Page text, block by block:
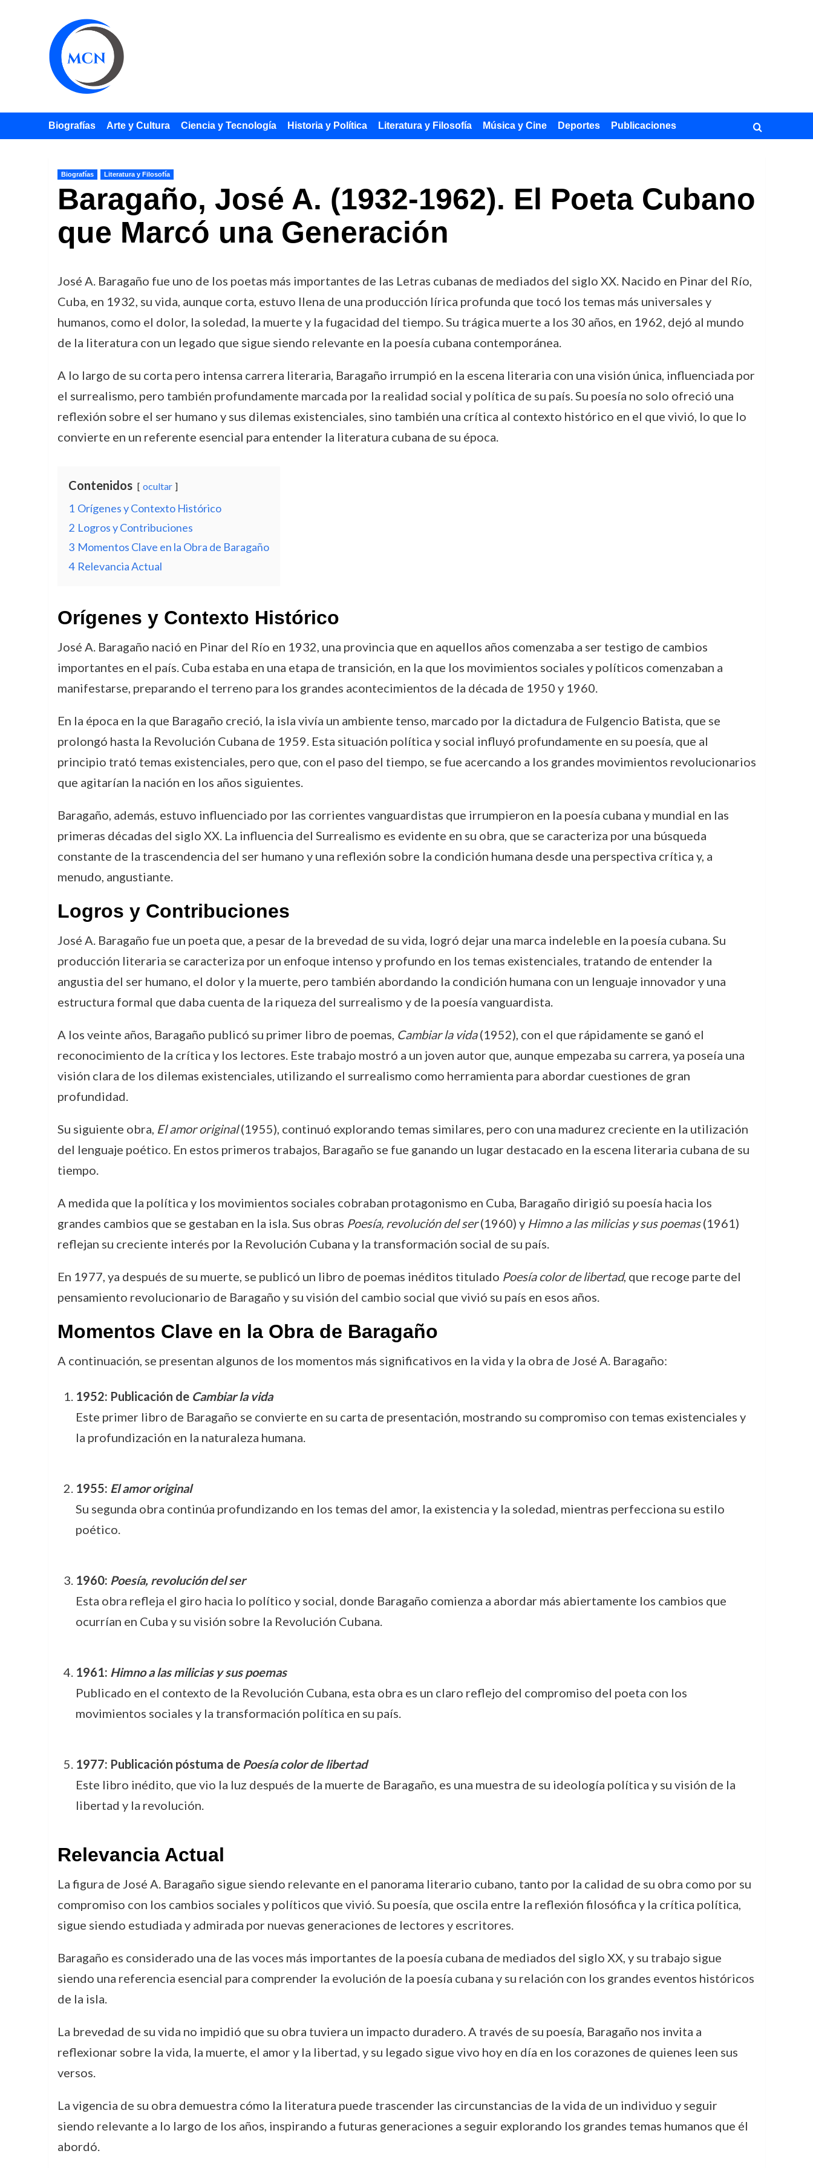
Biografías Arte y Cultura Ciencia y Tecnología Historia y Política Literatura y Filosofía Música y Cine Deportes Publicaciones
Biografías Literatura y Filosofía
Baragaño, José A. (1932-1962). El Poeta Cubano
que Marcó una Generación
José A. Baragaño fue uno de los poetas más importantes de las Letras cubanas de mediados del siglo XX. Nacido en Pinar del Río,
Cuba, en 1932, su vida, aunque corta, estuvo llena de una producción lírica profunda que tocó los temas más universales y
humanos, como el dolor, la soledad, la muerte y la fugacidad del tiempo. Su trágica muerte a los 30 años, en 1962, dejó al mundo
de la literatura con un legado que sigue siendo relevante en la poesía cubana contemporánea.
A lo largo de su corta pero intensa carrera literaria, Baragaño irrumpió en la escena literaria con una visión única, influenciada por
el surrealismo, pero también profundamente marcada por la realidad social y política de su país. Su poesía no solo ofreció una
reflexión sobre el ser humano y sus dilemas existenciales, sino también una crítica al contexto histórico en el que vivió, lo que lo
convierte en un referente esencial para entender la literatura cubana de su época.
Contenidos ocultar
1 Orígenes y Contexto Histórico
2 Logros y Contribuciones
3 Momentos Clave en la Obra de Baragaño
4 Relevancia Actual
Orígenes y Contexto Histórico
José A. Baragaño nació en Pinar del Río en 1932, una provincia que en aquellos años comenzaba a ser testigo de cambios
importantes en el país. Cuba estaba en una etapa de transición, en la que los movimientos sociales y políticos comenzaban a
manifestarse, preparando el terreno para los grandes acontecimientos de la década de 1950 y 1960.
En la época en la que Baragaño creció, la isla vivía un ambiente tenso, marcado por la dictadura de Fulgencio Batista, que se
prolongó hasta la Revolución Cubana de 1959. Esta situación política y social influyó profundamente en su poesía, que al
principio trató temas existenciales, pero que, con el paso del tiempo, se fue acercando a los grandes movimientos revolucionarios
que agitarían la nación en los años siguientes.
Baragaño, además, estuvo influenciado por las corrientes vanguardistas que irrumpieron en la poesía cubana y mundial en las
primeras décadas del siglo XX. La influencia del Surrealismo es evidente en su obra, que se caracteriza por una búsqueda
constante de la trascendencia del ser humano y una reflexión sobre la condición humana desde una perspectiva crítica y, a
menudo, angustiante.
Logros y Contribuciones
José A. Baragaño fue un poeta que, a pesar de la brevedad de su vida, logró dejar una marca indeleble en la poesía cubana. Su
producción literaria se caracteriza por un enfoque intenso y profundo en los temas existenciales, tratando de entender la
angustia del ser humano, el dolor y la muerte, pero también abordando la condición humana con un lenguaje innovador y una
estructura formal que daba cuenta de la riqueza del surrealismo y de la poesía vanguardista.
A los veinte años, Baragaño publicó su primer libro de poemas, Cambiar la vida(1952), con el que rápidamente se ganó el
reconocimiento de la crítica y los lectores. Este trabajo mostró a un joven autor que, aunque empezaba su carrera, ya poseía una
visión clara de los dilemas existenciales, utilizando el surrealismo como herramienta para abordar cuestiones de gran
profundidad.
Su siguiente obra, El amor original(1955), continuó explorando temas similares, pero con una madurez creciente en la utilización
del lenguaje poético. En estos primeros trabajos, Baragaño se fue ganando un lugar destacado en la escena literaria cubana de su
tiempo.
A medida que la política y los movimientos sociales cobraban protagonismo en Cuba, Baragaño dirigió su poesía hacia los
grandes cambios que se gestaban en la isla. Sus obras Poesía, revolución del ser(1960) y Himno a las milicias y sus poemas(1961)
reflejan su creciente interés por la Revolución Cubana y la transformación social de su país.
En 1977, ya después de su muerte, se publicó un libro de poemas inéditos titulado Poesía color de libertad, que recoge parte del
pensamiento revolucionario de Baragaño y su visión del cambio social que vivió su país en esos años.
Momentos Clave en la Obra de Baragaño
A continuación, se presentan algunos de los momentos más significativos en la vida y la obra de José A. Baragaño:
1952: Publicación de Cambiar la vida
Este primer libro de Baragaño se convierte en su carta de presentación, mostrando su compromiso con temas existenciales y
la profundización en la naturaleza humana.
1955: El amor original
Su segunda obra continúa profundizando en los temas del amor, la existencia y la soledad, mientras perfecciona su estilo
poético.
1960: Poesía, revolución del ser
Esta obra refleja el giro hacia lo político y social, donde Baragaño comienza a abordar más abiertamente los cambios que
ocurrían en Cuba y su visión sobre la Revolución Cubana.
1961: Himno a las milicias y sus poemas
Publicado en el contexto de la Revolución Cubana, esta obra es un claro reflejo del compromiso del poeta con los
movimientos sociales y la transformación política en su país.
1977: Publicación póstuma de Poesía color de libertad
Este libro inédito, que vio la luz después de la muerte de Baragaño, es una muestra de su ideología política y su visión de la
libertad y la revolución.
Relevancia Actual
La figura de José A. Baragaño sigue siendo relevante en el panorama literario cubano, tanto por la calidad de su obra como por su
compromiso con los cambios sociales y políticos que vivió. Su poesía, que oscila entre la reflexión filosófica y la crítica política,
sigue siendo estudiada y admirada por nuevas generaciones de lectores y escritores.
Baragaño es considerado una de las voces más importantes de la poesía cubana de mediados del siglo XX, y su trabajo sigue
siendo una referencia esencial para comprender la evolución de la poesía cubana y su relación con los grandes eventos históricos
de la isla.
La brevedad de su vida no impidió que su obra tuviera un impacto duradero. A través de su poesía, Baragaño nos invita a
reflexionar sobre la vida, la muerte, el amor y la libertad, y su legado sigue vivo hoy en día en los corazones de quienes leen sus
versos.
La vigencia de su obra demuestra cómo la literatura puede trascender las circunstancias de la vida de un individuo y seguir
siendo relevante a lo largo de los años, inspirando a futuras generaciones a seguir explorando los grandes temas humanos que él
abordó.